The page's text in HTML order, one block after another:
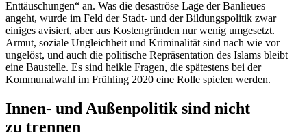
Enttäu­schungen“ an. Was die desas­tröse Lage der Banlieues
angeht, wurde im Feld der Stadt- und der Bildungs­po­litik zwar
einiges avisiert, aber aus Kosten­gründen nur wenig umgesetzt.
Armut, soziale Ungleichheit und Krimi­na­lität sind nach wie vor
ungelöst, und auch die politische Reprä­sen­tation des Islams bleibt
eine Baustelle. Es sind heikle Fragen, die spätestens bei der
Kommu­nalwahl im Frühling 2020 eine Rolle spielen werden.
Innen- und Außen­po­litik sind nicht
zu trennen